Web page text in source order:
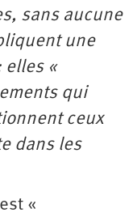
sans aucune
une
elles «
qui
ceux
dans les
«